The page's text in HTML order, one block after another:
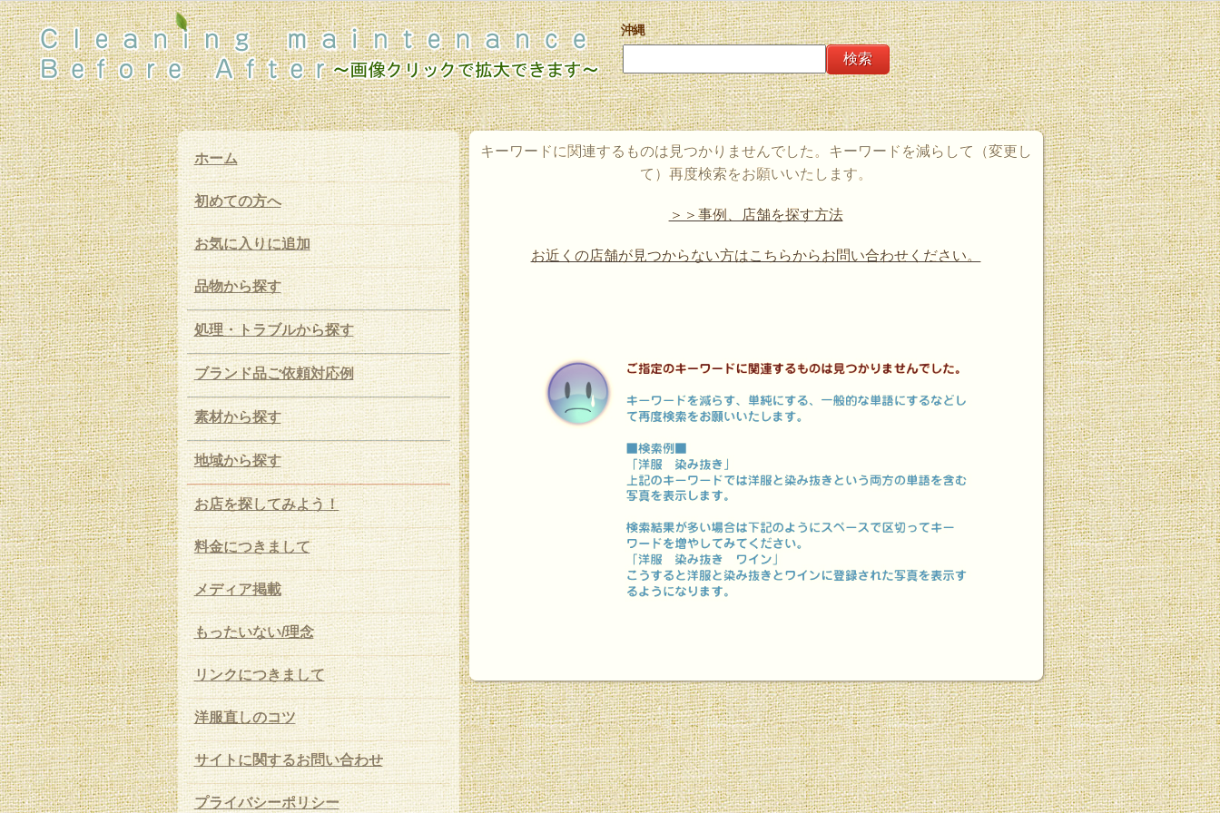
沖縄
ホーム
初めての方へ
お気に入りに追加
品物から探す
処理・トラブルから探す
ブランド品ご依頼対応例
素材から探す
地域から探す
お店を探してみよう！
料金につきまして
メディア掲載
もったいない/理念
リンクにつきまして
洋服直しのコツ
サイトに関するお問い合わせ
プライバシーポリシー
キーワードに関連するものは見つかりませんでした。キーワードを減らして（変更し
て）再度検索をお願いいたします。
＞＞事例、店舗を探す方法
お近くの店舗が見つからない方はこちらからお問い合わせください。